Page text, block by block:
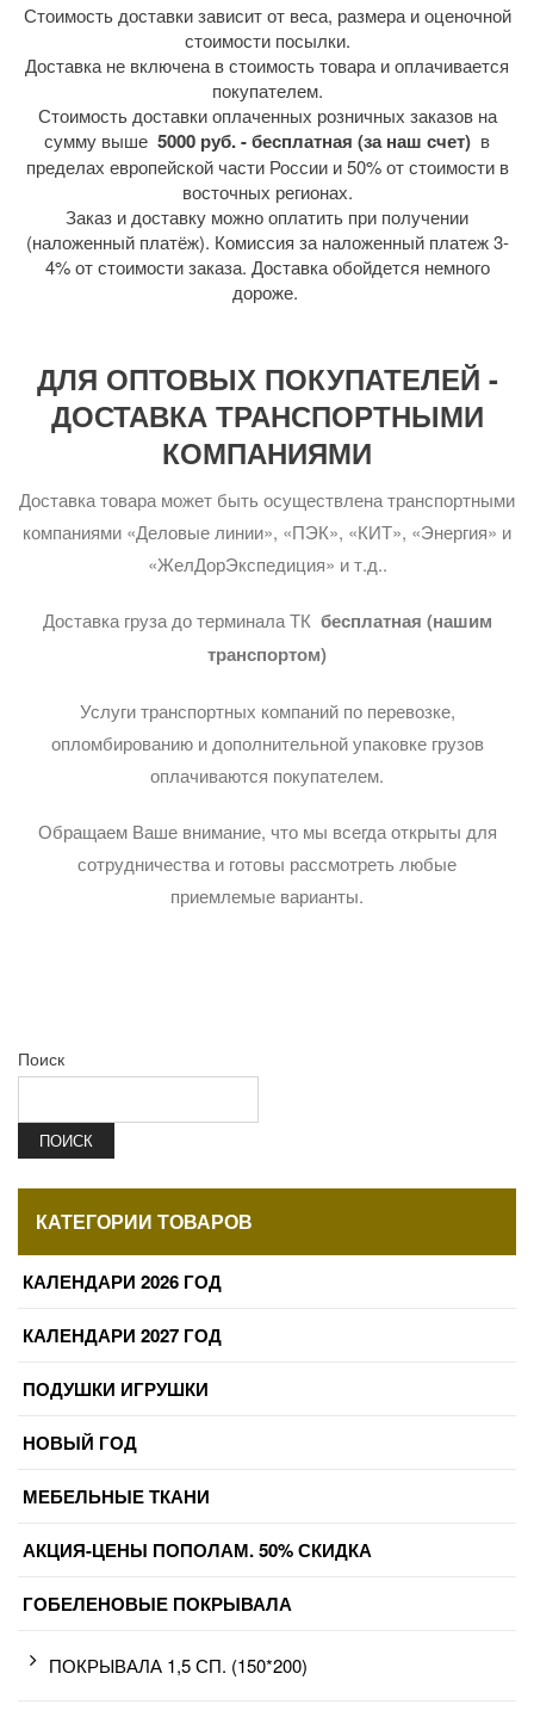
Стоимость доставки зависит от веса, размера и оценочной
стоимости посылки.
Доставка не включена в стоимость товара и оплачивается
покупателем.
Стоимость доставки оплаченных розничных заказов на
сумму выше 5000 руб. - бесплатная (за наш счет) в
пределах европейской части России и 50% от стоимости в
восточных регионах.
Заказ и доставку можно оплатить при получении
(наложенный платёж). Комиссия за наложенный платеж 3-
4% от стоимости заказа. Доставка обойдется немного
дороже.
ДЛЯ ОПТОВЫХ ПОКУПАТЕЛЕЙ -
ДОСТАВКА ТРАНСПОРТНЫМИ
КОМПАНИЯМИ
Доставка товара может быть осуществлена транспортными
компаниями «Деловые линии», «ПЭК», «КИТ», «Энергия» и
«ЖелДорЭкспедиция» и т.д..
Доставка груза до терминала ТК бесплатная (нашим
транспортом)
Услуги транспортных компаний по перевозке,
опломбированию и дополнительной упаковке грузов
оплачиваются покупателем.
Обращаем Ваше внимание, что мы всегда открыты для
сотрудничества и готовы рассмотреть любые
приемлемые варианты.
Поиск
ПОИСК
КАТЕГОРИИ ТОВАРОВ
КАЛЕНДАРИ 2026 ГОД
КАЛЕНДАРИ 2027 ГОД
ПОДУШКИ ИГРУШКИ
НОВЫЙ ГОД
МЕБЕЛЬНЫЕ ТКАНИ
АКЦИЯ-ЦЕНЫ ПОПОЛАМ. 50% СКИДКА
ГОБЕЛЕНОВЫЕ ПОКРЫВАЛА
ПОКРЫВАЛА 1,5 СП. (150*200)